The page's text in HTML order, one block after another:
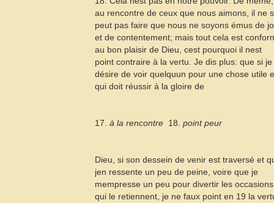
au rencontre de ceux que nous aimons, il ne
peut pas faire que nous ne soyons émus de
et de contentement; mais tout cela est
au bon plaisir de Dieu, cest pourquoi il nest
point contraire à la vertu. Je dis plus: que si je
désire de voir quelquun pour une chose utile
qui doit réussir à la gloire de
17. à la rencontre  18. point peur
Dieu, si son dessein de venir est traversé et
jen ressente un peu de peine, voire que je
mempresse un peu pour divertir les occasions
qui le retiennent, je ne faux point en 19 la